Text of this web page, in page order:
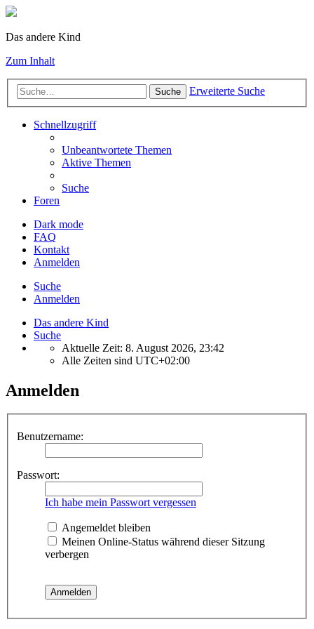
Das andere Kind
Zum Inhalt
Suche Erweiterte Suche
Schnellzugriff
Unbeantwortete Themen
Aktive Themen
Suche
Foren
Dark mode
FAQ
Kontakt
Anmelden
Suche
Anmelden
Das andere Kind
Suche
Aktuelle Zeit: 8. August 2026, 23:42
Alle Zeiten sind UTC+02:00
Anmelden
Benutzername:
Passwort:
Ich habe mein Passwort vergessen
Angemeldet bleiben
Meinen Online-Status während dieser Sitzung
verbergen